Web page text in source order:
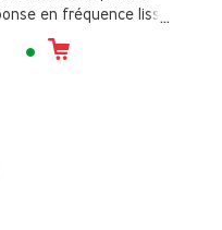
en fréquence lisse,
trépied et câble XLR